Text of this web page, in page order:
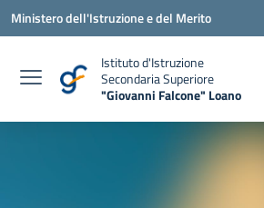
Vai ai contenuti
Vai al menu di navigazione
Vai al footer
Ministero dell'Istruzione e del Merito
Istituto d'Istruzione
Secondaria Superiore
"Giovanni Falcone" Loano